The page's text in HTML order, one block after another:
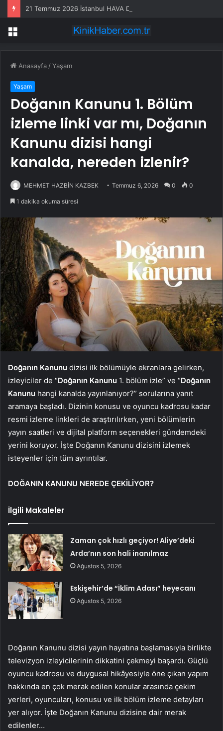
Menü
Anasayfa /Yaşam
Yaşam
Doğanın Kanunu 1. Bölüm
izleme linki var mı, Doğanın
Kanunu dizisi hangi
kanalda, nereden izlenir?
MEHMET HAZBİN KAZBEK Temmuz 6, 2026 0 0
1 dakika okuma süresi
Doğanın Kanunu dizisi ilk bölümüyle ekranlara gelirken,
izleyiciler de “Doğanın Kanunu 1. bölüm izle” ve “Doğanın
Kanunu hangi kanalda yayınlanıyor?” sorularına yanıt
aramaya başladı. Dizinin konusu ve oyuncu kadrosu kadar
resmi izleme linkleri de araştırılırken, yeni bölümlerin
yayın saatleri ve dijital platform seçenekleri gündemdeki
yerini koruyor. İşte Doğanın Kanunu dizisini izlemek
isteyenler için tüm ayrıntılar.
DOĞANIN KANUNU NEREDE ÇEKİLİYOR?
İlgili Makaleler
Zaman çok hızlı geçiyor! Aliye’deki
Arda’nın son hali inanılmaz
Ağustos 5, 2026
Eskişehir’de “İklim Adası” heyecanı
Ağustos 5, 2026
Doğanın Kanunu dizisi yayın hayatına başlamasıyla birlikte
televizyon izleyicilerinin dikkatini çekmeyi başardı. Güçlü
oyuncu kadrosu ve duygusal hikâyesiyle öne çıkan yapım
hakkında en çok merak edilen konular arasında çekim
yerleri, oyuncuları, konusu ve ilk bölüm izleme detayları
yer alıyor. İşte Doğanın Kanunu dizisine dair merak
edilenler…